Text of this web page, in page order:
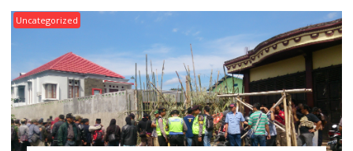
Uncategorized